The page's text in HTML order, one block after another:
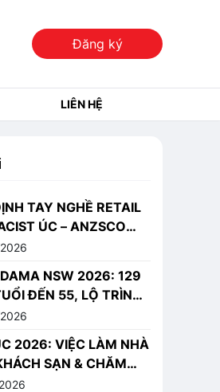
Đăng ký
LIÊN HỆ
TAY NGHỀ RETAIL
ÚC – ANZSCO
NSW 2026: 129
ĐẾN 55, LỘ TRÌNH
2026: VIỆC LÀM NHÀ
SẠN & CHĂM